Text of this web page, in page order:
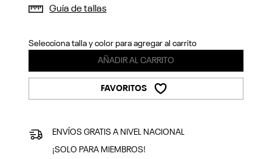
Guía de tallas
Selecciona talla y color para agregar al carrito
AÑADIR AL CARRITO
FAVORITOS
ENVÍOS GRATIS A NIVEL NACIONAL
¡SOLO PARA MIEMBROS!